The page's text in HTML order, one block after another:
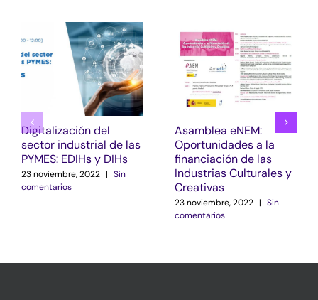
Digitalización del
sector industrial de las
PYMES: EDIHs y DIHs
23 noviembre, 2022 | Sin
comentarios
Asamblea eNEM:
Oportunidades a la
financiación de las
Industrias Culturales y
Creativas
23 noviembre, 2022 | Sin
comentarios